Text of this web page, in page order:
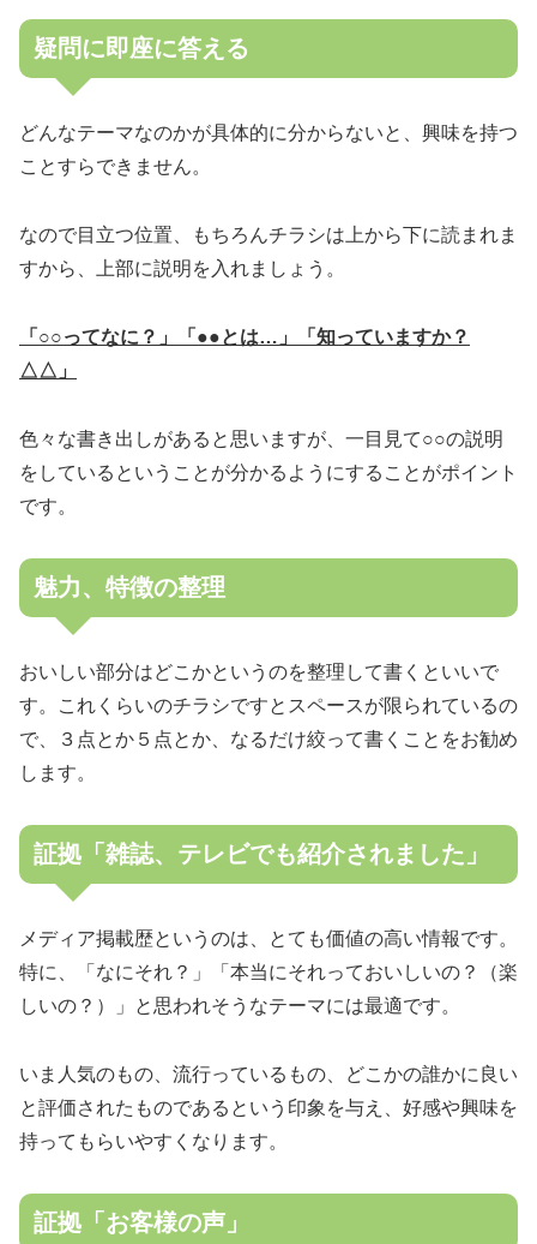
疑問に即座に答える
どんなテーマなのかが具体的に分からないと、興味を持つ
ことすらできません。
なので目立つ位置、もちろんチラシは上から下に読まれま
すから、上部に説明を入れましょう。
「○○ってなに？」「●●とは…」「知っていますか？
△△」
色々な書き出しがあると思いますが、一目見て○○の説明
をしているということが分かるようにすることがポイント
です。
魅力、特徴の整理
おいしい部分はどこかというのを整理して書くといいで
す。これくらいのチラシですとスペースが限られているの
で、３点とか５点とか、なるだけ絞って書くことをお勧め
します。
証拠「雑誌、テレビでも紹介されました」
メディア掲載歴というのは、とても価値の高い情報です。
特に、「なにそれ？」「本当にそれっておいしいの？（楽
しいの？）」と思われそうなテーマには最適です。
いま人気のもの、流行っているもの、どこかの誰かに良い
と評価されたものであるという印象を与え、好感や興味を
持ってもらいやすくなります。
証拠「お客様の声」